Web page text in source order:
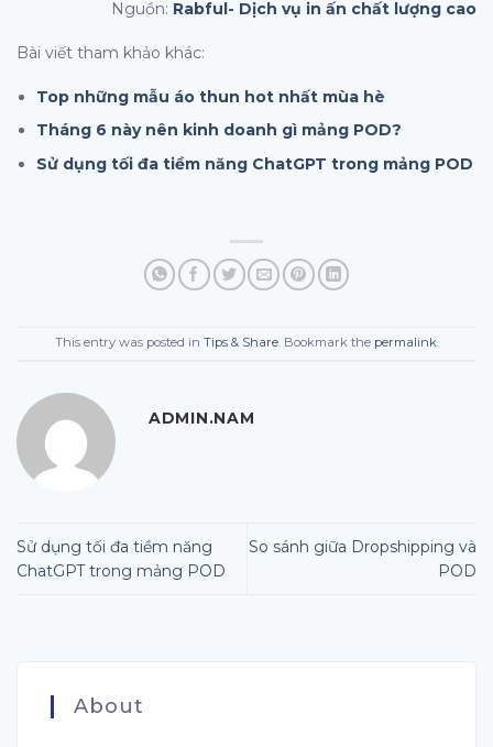
Nguồn: Rabful- Dịch vụ in ấn chất lượng cao
Bài viết tham khảo khác:
Top những mẫu áo thun hot nhất mùa hè
Tháng 6 này nên kinh doanh gì mảng POD?
Sử dụng tối đa tiềm năng ChatGPT trong mảng POD
This entry was posted in Tips & Share. Bookmark the permalink.
ADMIN.NAM
Sử dụng tối đa tiềm năng
ChatGPT trong mảng POD
So sánh giữa Dropshipping và
POD
About